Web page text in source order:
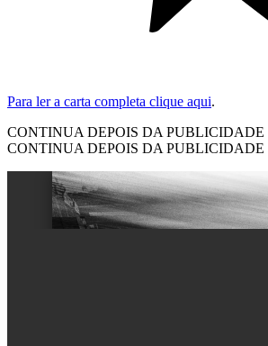
Para ler a carta completa clique aqui.
CONTINUA DEPOIS DA PUBLICIDADE
CONTINUA DEPOIS DA PUBLICIDADE